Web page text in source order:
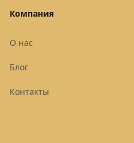
Компания
О нас
Блог
Контакты